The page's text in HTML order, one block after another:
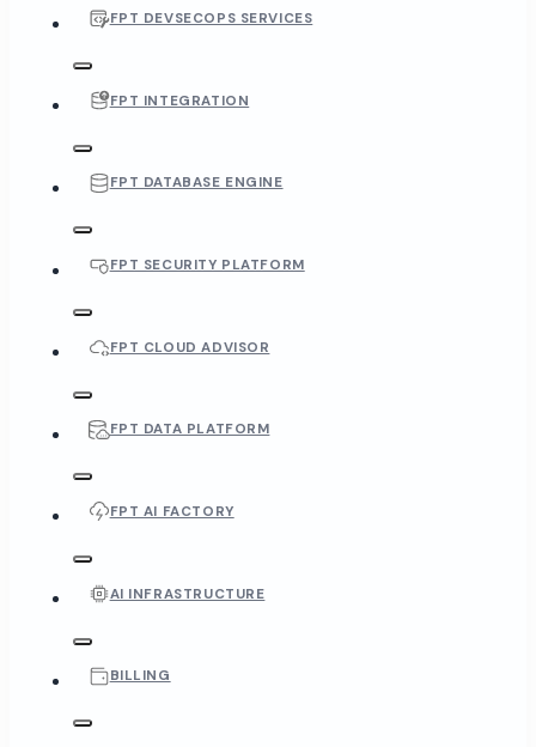
FPT DEVSECOPS SERVICES
FPT INTEGRATION
FPT DATABASE ENGINE
FPT SECURITY PLATFORM
FPT CLOUD ADVISOR
FPT DATA PLATFORM
FPT AI FACTORY
AI INFRASTRUCTURE
BILLING